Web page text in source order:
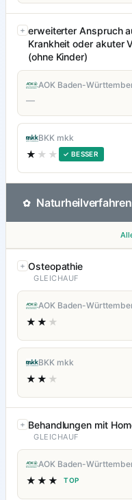
erweiterter Anspruch
Krankheit oder akuter
(ohne Kinder)
AOK Baden-
—
BKK mkk
★ ★★ ✓ BESSER
✿ Naturheilverfahren
Osteopathie
GLEICHAUF
AOK Baden-
★★ ★
BKK mkk
★★ ★
Behandlungen mit
GLEICHAUF
AOK Baden-
★★★ TOP